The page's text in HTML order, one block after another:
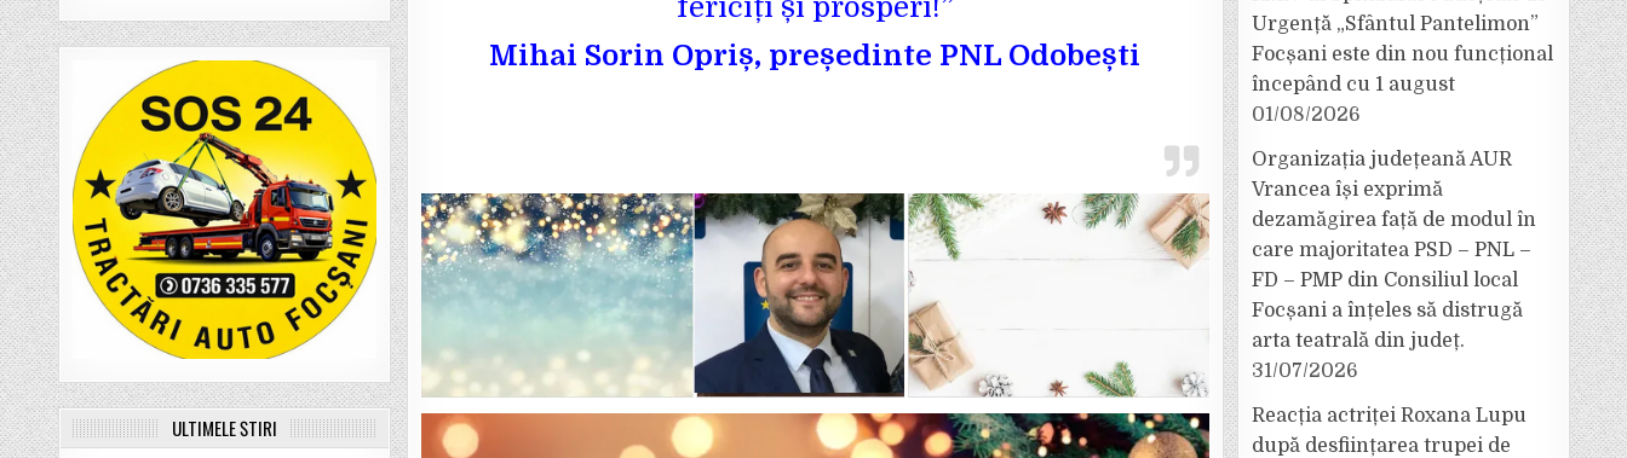
fericiți și prosperi!”
Mihai Sorin Opriș, președinte PNL Odobești
ULTIMELE ȘTIRI
Urgență „Sfântul Pantelimon”
Focșani este din nou funcțional
începând cu 1 august
01/08/2026
Organizația județeană AUR
Vrancea își exprimă
dezamăgirea față de modul în
care majoritatea PSD – PNL –
FD – PMP din Consiliul local
Focșani a înțeles să distrugă
arta teatrală din județ.
31/07/2026
Reacția actriței Roxana Lupu
după desființarea trupei de